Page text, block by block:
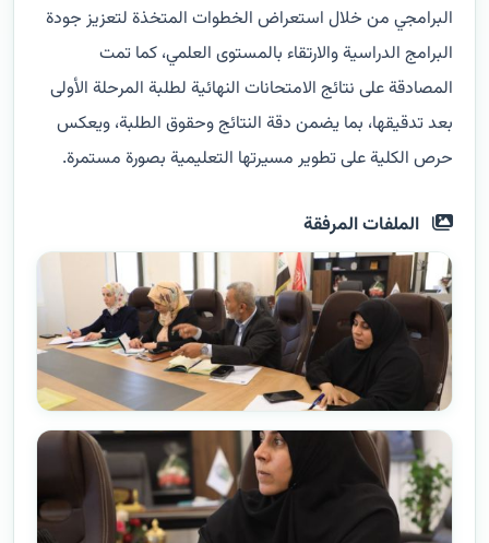
البرامجي من خلال استعراض الخطوات المتخذة لتعزيز جودة
البرامج الدراسية والارتقاء بالمستوى العلمي، كما تمت
المصادقة على نتائج الامتحانات النهائية لطلبة المرحلة الأولى
بعد تدقيقها، بما يضمن دقة النتائج وحقوق الطلبة، ويعكس
حرص الكلية على تطوير مسيرتها التعليمية بصورة مستمرة.
الملفات المرفقة